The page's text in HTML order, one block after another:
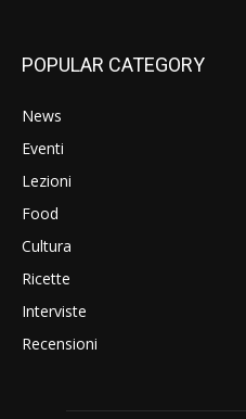
POPULAR CATEGORY
News
Eventi
Lezioni
Food
Cultura
Ricette
Interviste
Recensioni